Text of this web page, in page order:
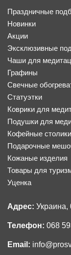
Праздничные
Новинки
Акции
Эксклюзивные
Чаши для
Графины
Свечные
Статуэтки
Коврики для
Подушки для
Кофейные столики
Подарочные
Кожаные изделия
Товары для
Уценка
Адрес: Украина,
Телефон: 068
Email: